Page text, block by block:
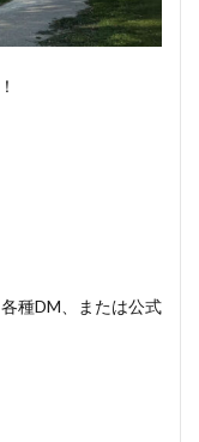
種DM、または公式